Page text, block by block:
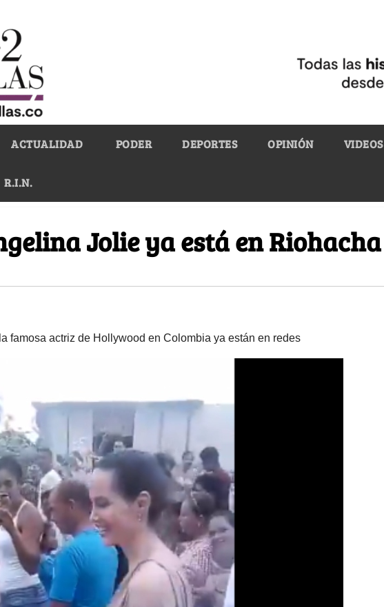
ACTUALIDAD PODER DEPORTES OPINIÓN VIDEOS
R.I.N.
Jolie ya está en Riohacha
famosa actriz de Hollywood en Colombia ya están en redes